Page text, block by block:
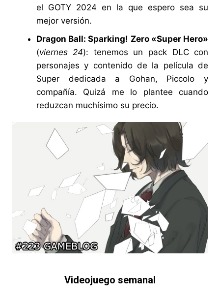
el GOTY 2024 en la que espero sea su
mejor versión.
Dragon Ball: Sparking! Zero «Super Hero»
(viernes 24): tenemos un pack DLC con
personajes y contenido de la película de
Super dedicada a Gohan, Piccolo y
compañía. Quizá me lo plantee cuando
reduzcan muchísimo su precio.
Videojuego semanal